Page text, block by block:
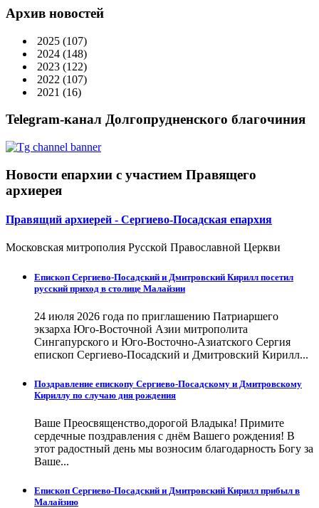
Архив новостей
2025 (107)
2024 (148)
2023 (122)
2022 (107)
2021 (16)
Telegram-канал Долгопрудненского благочиния
Новости епархии с участием Правящего
архиерея
Правящий архиерей - Сергиево-Посадская епархия
Московская митрополия Русской Православной Церкви
Епископ Сергиево-Посадский и Дмитровский Кирилл посетил
русский приход в столице Малайзии
24 июля 2026 года по приглашению Патриаршего
экзарха Юго-Восточной Азии митрополита
Сингапурского и Юго-Восточно-Азиатского Сергия
епископ Сергиево-Посадский и Дмитровский Кирилл...
Поздравление епископу Сергиево-Посадскому и Дмитровскому
Кириллу по случаю дня рождения
Ваше Преосвященство,дорогой Владыка! Примите
сердечные поздравления с днём Вашего рождения! В
этот радостный день мы возносим благодарность Богу за
Ваше...
Епископ Сергиево-Посадский и Дмитровский Кирилл прибыл в
Малайзию